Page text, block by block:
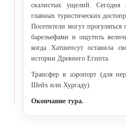
скалистых ущелий. Сегодня
главных туристических
Посетители могут прогуляться
барельефами и ощутить
когда Хатшепсут оставила
истории Древнего Египта.
Трансфер в аэропорт (для
Шейх или Хургаду).
Окончание тура.